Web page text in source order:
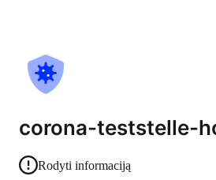
corona-teststelle-
Rodyti informaciją